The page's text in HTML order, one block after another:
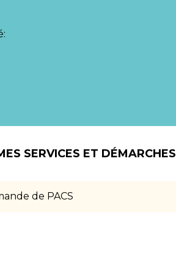
SERVICES ET DÉMARCHES
de PACS